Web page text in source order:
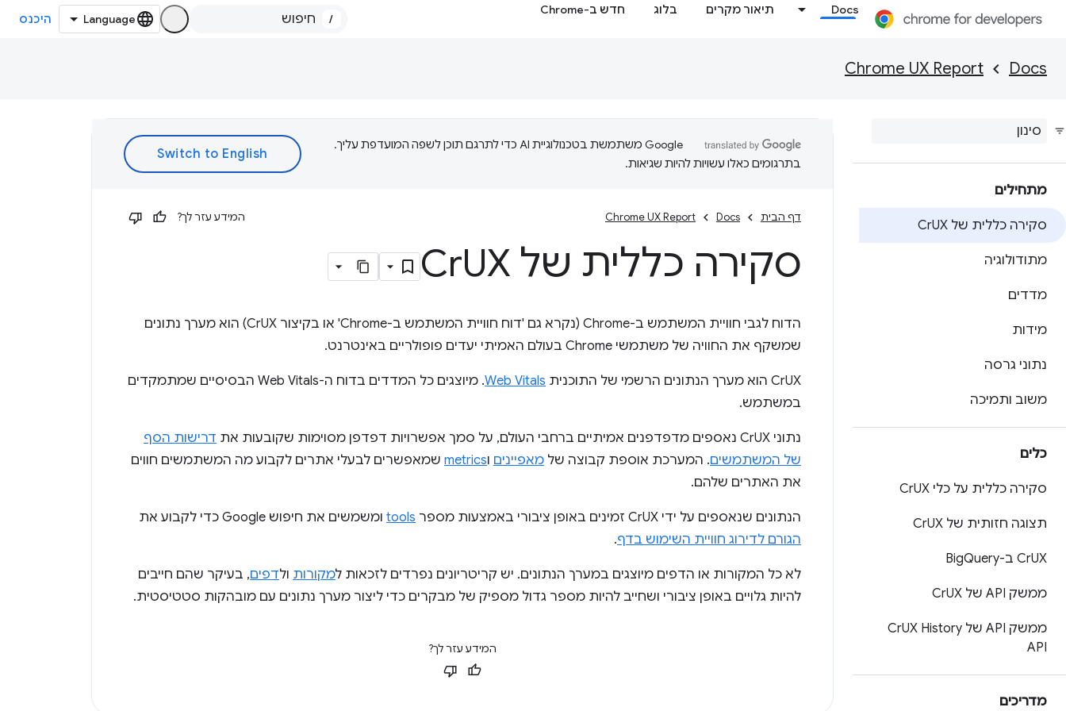
Docs תיאור מקרים בלוג חדש ב-Chrome
/ היכנס
Docs
Chrome UX Report
מתחילים
סקירה כללית של Cr UX
מתודולוגיה
מדדים
מידות
נתוני גרסה
משוב ותמיכה
כלים
סקירה כללית על כלי Cr UX
תצוגה חזותית של Cr UX
CrUX ב-Big Query
ממשק API של Cr UX
ממשק API של Cr
UX History
API
מדריכים
‫Google משתמשת בטכנולוגיית AI כדי לתרגם תוכן לשפה המועדפת עליך.
בתרגומים כאלו עשויות להיות שגיאות.
דף הבית Docs
Chrome UX Report המידע עזר לך?
סקירה כללית של Cr UX
הדוח לגבי חוויית המשתמש ב-Chrome (נקרא גם 'דוח חוויית המשתמש ב-Chrome' או בקיצור CrUX) הוא מערך נתונים
שמשקף את החוויה של משתמשי Chrome בעולם האמיתי יעדים פופולריים באינטרנט.
CrUX הוא מערך הנתונים הרשמי של התוכנית Web Vitals
. מיוצגים כל המדדים בדוח ה-Web Vitals הבסיסיים שמתמקדים
במשתמש.
נתוני CrUX נאספים מדפדפנים אמיתיים ברחבי העולם, על סמך אפשרויות דפדפן מסוימות שקובעות את
דרישות הסף
של המשתמשים. המערכת אוספת קבוצה של מאפיינים וmetrics שמאפשרים לבעלי אתרים לקבוע מה המשתמשים חווים
את האתרים שלהם.
הנתונים שנאספים על ידי CrUX זמינים באופן ציבורי באמצעות מספר tools ומשמשים את חיפוש Google כדי לקבוע את
הגורם לדירוג חוויית השימוש בדף.
לא כל המקורות או הדפים מיוצגים במערך הנתונים. יש קריטריונים נפרדים לזכאות למקורות ולדפים, בעיקר שהם חייבים
להיות גלויים באופן ציבורי ושחייב להיות מספר גדול מספיק של מבקרים כדי ליצור מערך נתונים עם מובהקות סטטיסטית.
המידע עזר לך?